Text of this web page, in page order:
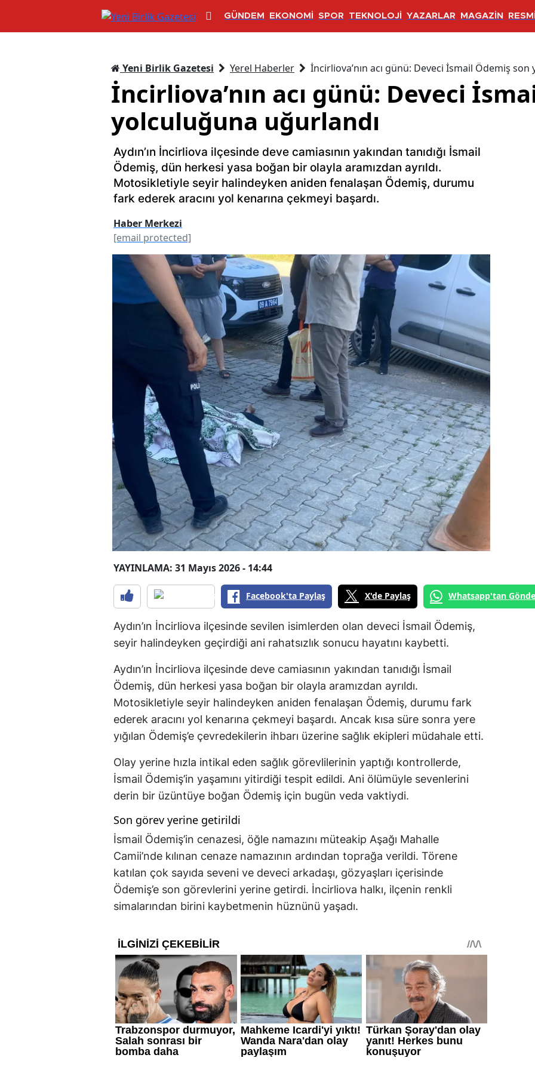
GÜNDEM EKONOMİ SPOR TEKNOLOJİ YAZARLAR MAGAZİN
Yeni Birlik Gazetesi Yerel Haberler İncirliova’nın acı günü: Deveci İsmail Ödemiş
İncirliova’nın acı günü: Deveci
yolculuğuna uğurlandı
Aydın’ın İncirliova ilçesinde deve camiasının yakından tanıdığı İsmail
Ödemiş, dün herkesi yasa boğan bir olayla aramızdan ayrıldı.
Motosikletiyle seyir halindeyken aniden fenalaşan Ödemiş, durumu
fark ederek aracını yol kenarına çekmeyi başardı.
Haber Merkezi
[email protected]
YAYINLAMA: 31 Mayıs 2026 - 14:44
Facebook'ta Paylaş X'de Paylaş Whatsapp'tan
Aydın’ın İncirliova ilçesinde sevilen isimlerden olan deveci İsmail Ödemiş,
seyir halindeyken geçirdiği ani rahatsızlık sonucu hayatını kaybetti.
Aydın’ın İncirliova ilçesinde deve camiasının yakından tanıdığı İsmail
Ödemiş, dün herkesi yasa boğan bir olayla aramızdan ayrıldı.
Motosikletiyle seyir halindeyken aniden fenalaşan Ödemiş, durumu fark
ederek aracını yol kenarına çekmeyi başardı. Ancak kısa süre sonra yere
yığılan Ödemiş’e çevredekilerin ihbarı üzerine sağlık ekipleri müdahale etti.
Olay yerine hızla intikal eden sağlık görevlilerinin yaptığı kontrollerde,
İsmail Ödemiş’in yaşamını yitirdiği tespit edildi. Ani ölümüyle sevenlerini
derin bir üzüntüye boğan Ödemiş için bugün veda vaktiydi.
Son görev yerine getirildi
İsmail Ödemiş’in cenazesi, öğle namazını müteakip Aşağı Mahalle
Camii’nde kılınan cenaze namazının ardından toprağa verildi. Törene
katılan çok sayıda seveni ve deveci arkadaşı, gözyaşları içerisinde
Ödemiş’e son görevlerini yerine getirdi. İncirliova halkı, ilçenin renkli
simalarından birini kaybetmenin hüznünü yaşadı.